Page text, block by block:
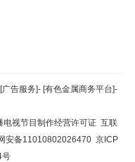
[广告服务]- [有色金属商务平台]-
电视节目制作经营许可证 互联
安备11010802026470 京ICP
号